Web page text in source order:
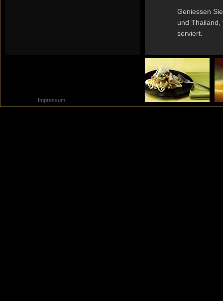
Geniessen
und Thailand,
serviert.
Impressum